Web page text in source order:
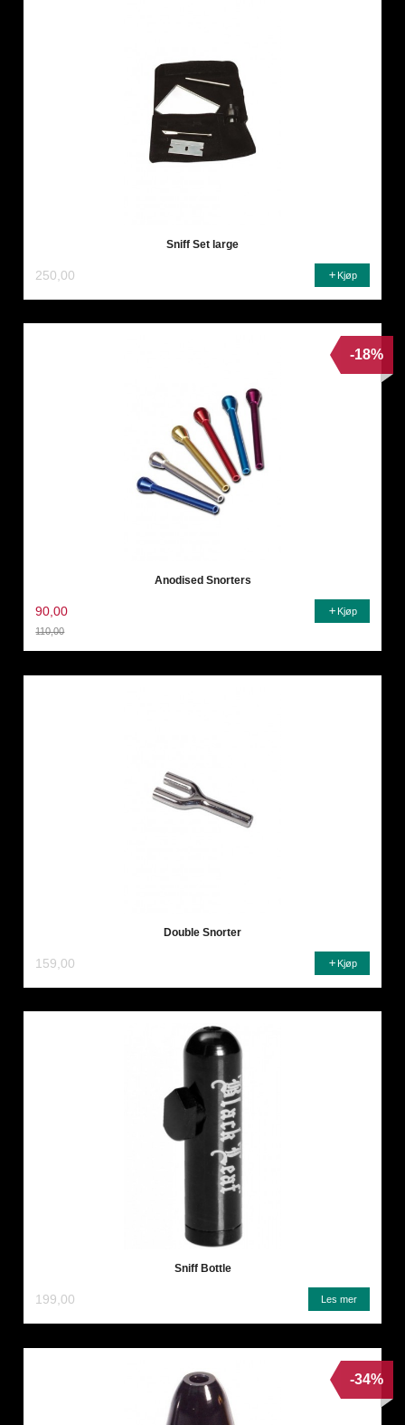
Sniff Set large
250,00 Kjøp
Anodised Snorters
90,00
110,00
Rabatt
-18%
Kjøp
Double Snorter
159,00 Kjøp
Sniff Bottle
199,00 Les mer
-34%